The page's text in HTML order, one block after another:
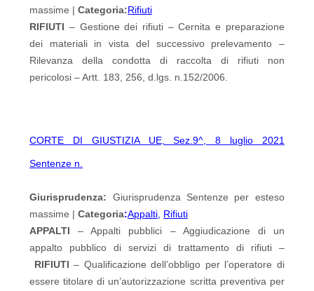
massime |Categoria:Rifiuti
RIFIUTI – Gestione dei rifiuti – Cernita e preparazione
dei materiali in vista del successivo prelevamento –
Rilevanza della condotta di raccolta di rifiuti non
pericolosi – Artt. 183, 256, d.lgs. n.152/2006.
CORTE DI GIUSTIZIA UE, Sez.9^, 8 luglio 2021
Sentenze n.
Giurisprudenza: Giurisprudenza Sentenze per esteso
massime |Categoria:Appalti Rifiuti
APPALTI – Appalti pubblici – Aggiudicazione di un
appalto pubblico di servizi di trattamento di rifiuti –
RIFIUTI – Qualificazione dell’obbligo per l’operatore di
essere titolare di un’autorizzazione scritta preventiva per